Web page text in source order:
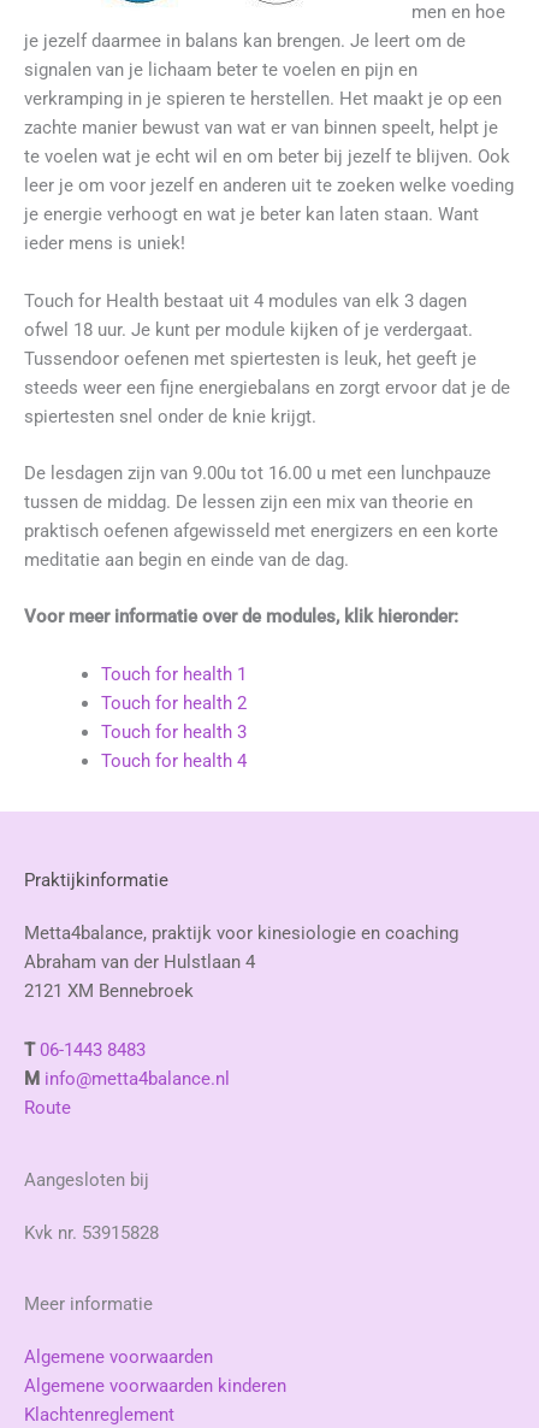
men en hoe
je jezelf daarmee in balans kan brengen. Je leert om de
signalen van je lichaam beter te voelen en pijn en
verkramping in je spieren te herstellen. Het maakt je op een
zachte manier bewust van wat er van binnen speelt, helpt je
te voelen wat je echt wil en om beter bij jezelf te blijven. Ook
leer je om voor jezelf en anderen uit te zoeken welke voeding
je energie verhoogt en wat je beter kan laten staan. Want
ieder mens is uniek!
Touch for Health bestaat uit 4 modules van elk 3 dagen
ofwel 18 uur. Je kunt per module kijken of je verdergaat.
Tussendoor oefenen met spiertesten is leuk, het geeft je
steeds weer een fijne energiebalans en zorgt ervoor dat je de
spiertesten snel onder de knie krijgt.
De lesdagen zijn van 9.00u tot 16.00 u met een lunchpauze
tussen de middag. De lessen zijn een mix van theorie en
praktisch oefenen afgewisseld met energizers en een korte
meditatie aan begin en einde van de dag.
Voor meer informatie over de modules, klik hieronder:
Touch for health 1
Touch for health 2
Touch for health 3
Touch for health 4
Praktijkinformatie
Metta4balance, praktijk voor kinesiologie en coaching
Abraham van der Hulstlaan 4
2121 XM Bennebroek
T 06-1443 8483
M info@metta4balance.nl
Route
Aangesloten bij
Kvk nr. 53915828
Meer informatie
Algemene voorwaarden
Algemene voorwaarden kinderen
Klachtenreglement